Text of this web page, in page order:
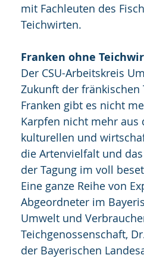
mit Fachleuten des
Teichwirten.
Franken ohne
Der CSU-Arbeitskreis
Zukunft der fränkischen
Franken gibt es nicht
Karpfen nicht mehr aus
kulturellen und
die Artenvielfalt und
der Tagung im voll
Eine ganze Reihe von
Abgeordneter im
Umwelt und
Teichgenossenschaft,
der Bayerischen